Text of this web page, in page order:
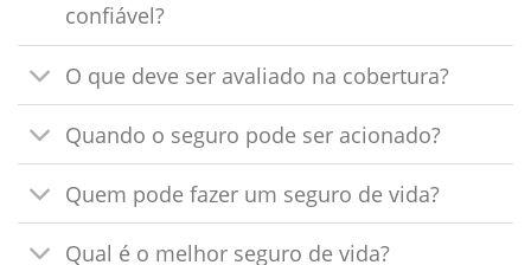
confiável?
O que deve ser avaliado na cobertura?
Quando o seguro pode ser acionado?
Quem pode fazer um seguro de vida?
Qual é o melhor seguro de vida?